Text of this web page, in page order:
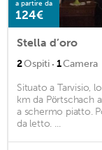
a partire da
124€
Stella d’oro
2Ospiti · 1Camera
Situato a Tarvisio,
km da Pörtschach
a schermo piatto.
da letto. ...